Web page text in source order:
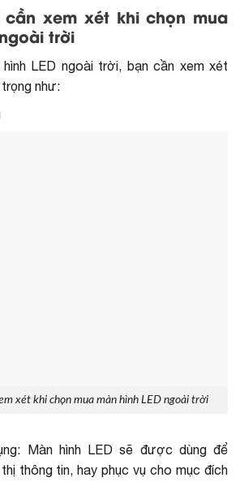
cần xem xét khi chọn mua
trời
hình LED ngoài trời, bạn cần xem xét
như:
xét khi chọn mua màn hình LED ngoài trời
Màn hình LED sẽ được dùng để
thông tin, hay phục vụ cho mục đích